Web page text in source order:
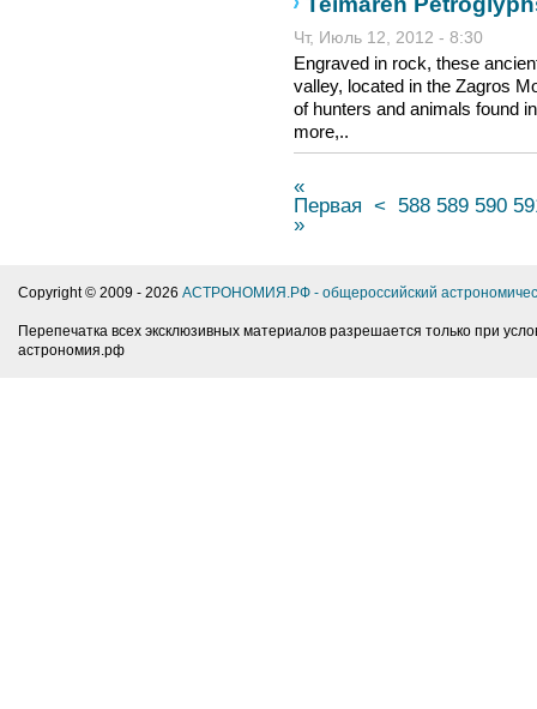
Чт, Июль 12, 2012 - 8:30
Engraved in rock, these
valley, located in the Zagros
of hunters and animals found
more,..
«
Первая < 588 589 590
»
Copyright © 2009 - 2026 АСТРОНОМИЯ.РФ - общероссийский
Перепечатка всех эксклюзивных материалов разрешается только при
астрономия.рф